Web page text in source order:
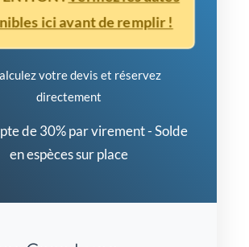
ici avant de remplir !
votre devis et réservez
directement
de 30% par virement - Solde
en espèces sur place